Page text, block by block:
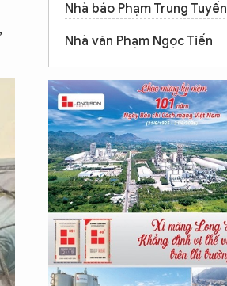
Nhà báo Phạm Trung Tuyến
Nhà văn Phạm Ngọc Tiến